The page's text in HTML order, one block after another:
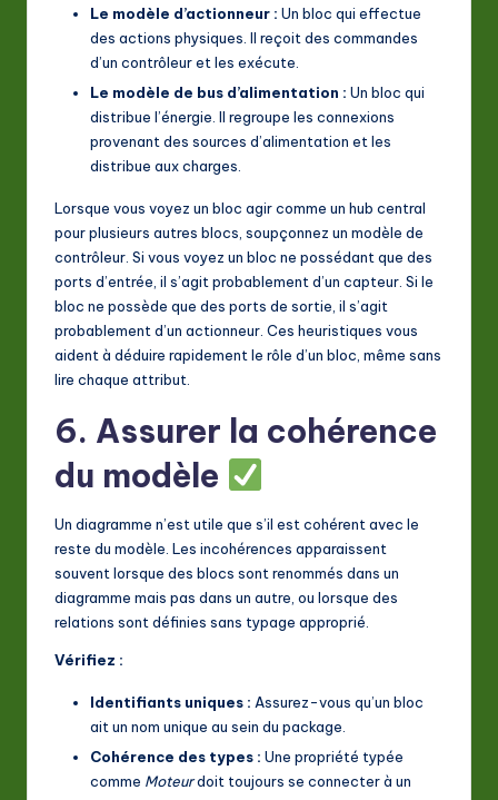
Le modèle d’actionneur : Un bloc qui effectue
des actions physiques. Il reçoit des commandes
d’un contrôleur et les exécute.
Le modèle de bus d’alimentation : Un bloc qui
distribue l’énergie. Il regroupe les connexions
provenant des sources d’alimentation et les
distribue aux charges.
Lorsque vous voyez un bloc agir comme un hub central
pour plusieurs autres blocs, soupçonnez un modèle de
contrôleur. Si vous voyez un bloc ne possédant que des
ports d’entrée, il s’agit probablement d’un capteur. Si le
bloc ne possède que des ports de sortie, il s’agit
probablement d’un actionneur. Ces heuristiques vous
aident à déduire rapidement le rôle d’un bloc, même sans
lire chaque attribut.
6. Assurer la cohérence
du modèle
Un diagramme n’est utile que s’il est cohérent avec le
reste du modèle. Les incohérences apparaissent
souvent lorsque des blocs sont renommés dans un
diagramme mais pas dans un autre, ou lorsque des
relations sont définies sans typage approprié.
Vérifiez :
Identifiants uniques : Assurez-vous qu’un bloc
ait un nom unique au sein du package.
Cohérence des types : Une propriété typée
comme Moteurdoit toujours se connecter à un